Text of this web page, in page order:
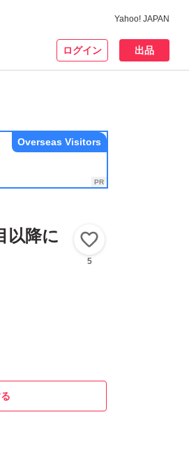
Yahoo! JAPAN
ログイン 出品
Overseas Visitors
以降に
5